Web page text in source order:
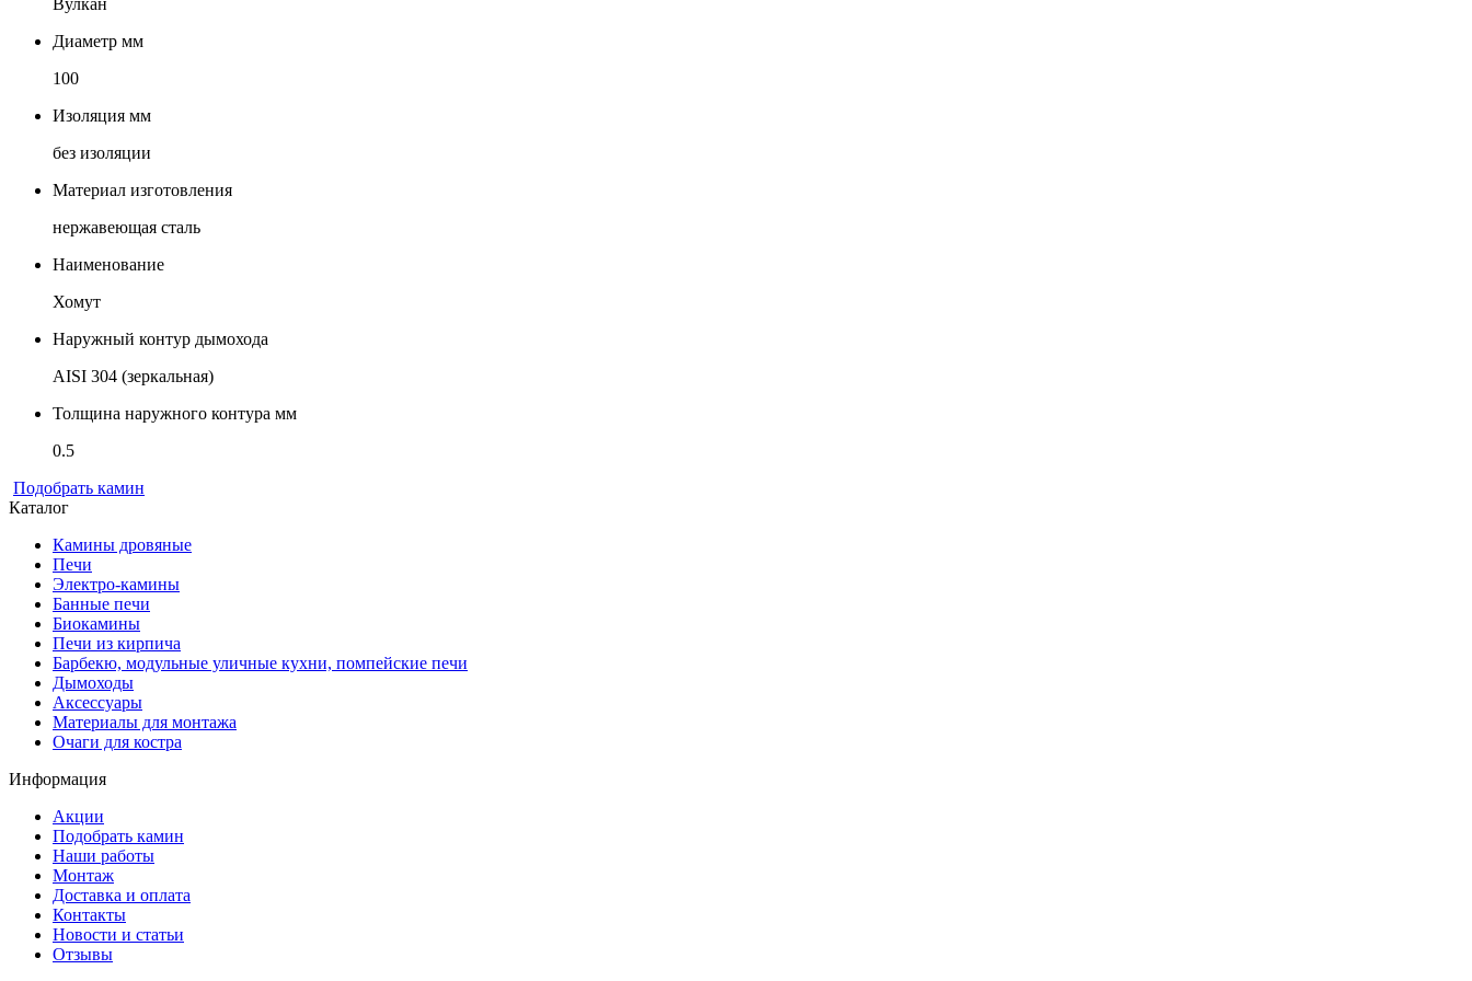
Диаметр мм
100
Изоляция мм
без изоляции
Материал изготовления
нержавеющая сталь
Наименование
Хомут
Наружный контур дымохода
AISI 304 (зеркальная)
Толщина наружного контура мм
0.5
Подобрать камин
Каталог
Камины дровяные
Печи
Электро-камины
Банные печи
Биокамины
Печи из кирпича
Барбекю, модульные уличные кухни, помпейские печи
Дымоходы
Аксессуары
Материалы для монтажа
Очаги для костра
Информация
Акции
Подобрать камин
Наши работы
Монтаж
Доставка и оплата
Контакты
Новости и статьи
Отзывы